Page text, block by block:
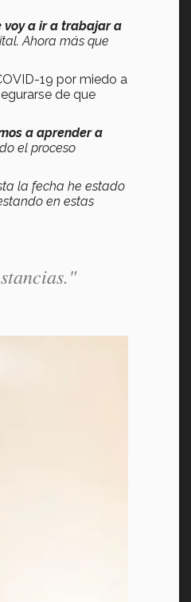
voy a ir a trabajar a
Ahora más que
19 por miedo a
de que
a aprender a
el proceso
la fecha he estado
en estas